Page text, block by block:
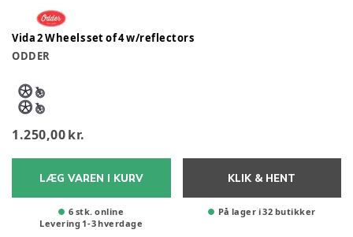
Vida 2 Wheels set of 4 w/reflectors
ODDER
1.250,00 kr.
LÆG VAREN I KURV
6 stk. online
Levering 1-3hverdage
KLIK & HENT
På lager i 32 butikker